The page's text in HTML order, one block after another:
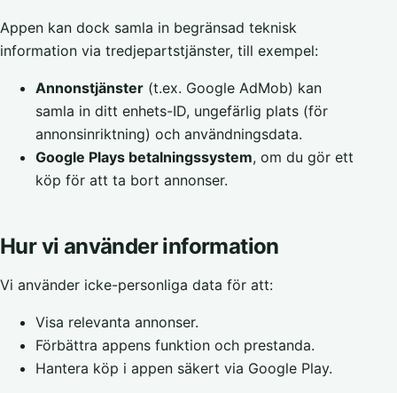
Appen kan dock samla in begränsad teknisk
information via tredjepartstjänster, till exempel:
Annonstjänster (t.ex. Google AdMob) kan
samla in ditt enhets-ID, ungefärlig plats (för
annonsinriktning) och användningsdata.
Google Plays betalningssystem, om du gör ett
köp för att ta bort annonser.
Hur vi använder information
Vi använder icke-personliga data för att:
Visa relevanta annonser.
Förbättra appens funktion och prestanda.
Hantera köp i appen säkert via Google Play.